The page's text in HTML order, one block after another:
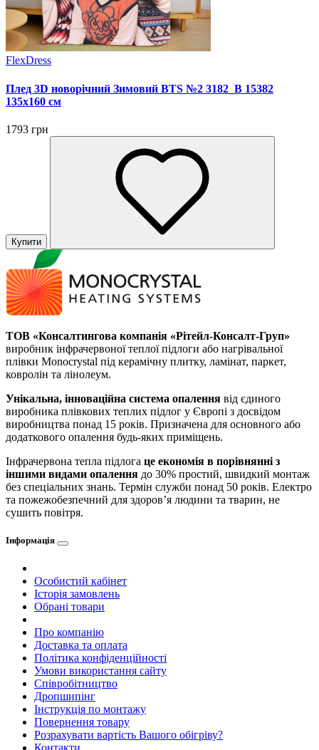
FlexDress
Плед 3D новорічний Зимовий BTS №2 3182_B 15382
135х160 см
1793 грн
Купити
ТОВ «Консалтингова компанія «Рітейл-Консалт-Груп»
виробник інфрачервоної теплої підлоги або нагрівальної
плівки Monocrystal під керамічну плитку, ламінат, паркет,
ковролін та лінолеум.
Унікальна, інноваційна система опалення від єдиного
виробника плівкових теплих підлог у Європі з досвідом
виробництва понад 15 років. Призначена для основного або
додаткового опалення будь-яких приміщень.
Інфрачервона тепла підлога це економія в порівнянні з
іншими видами опалення до 30% простий, швидкий монтаж
без спеціальних знань. Термін служби понад 50 років. Електро
та пожежобезпечний для здоров’я людини та тварин, не
сушить повітря.
Інформація
Особистий кабінет
Історія замовлень
Обрані товари
Про компанію
Доставка та оплата
Політика конфіденційності
Умови використання сайту
Співробітництво
Дропшипінг
Інструкція по монтажу
Повернення товару
Розрахувати вартість Вашого обігріву?